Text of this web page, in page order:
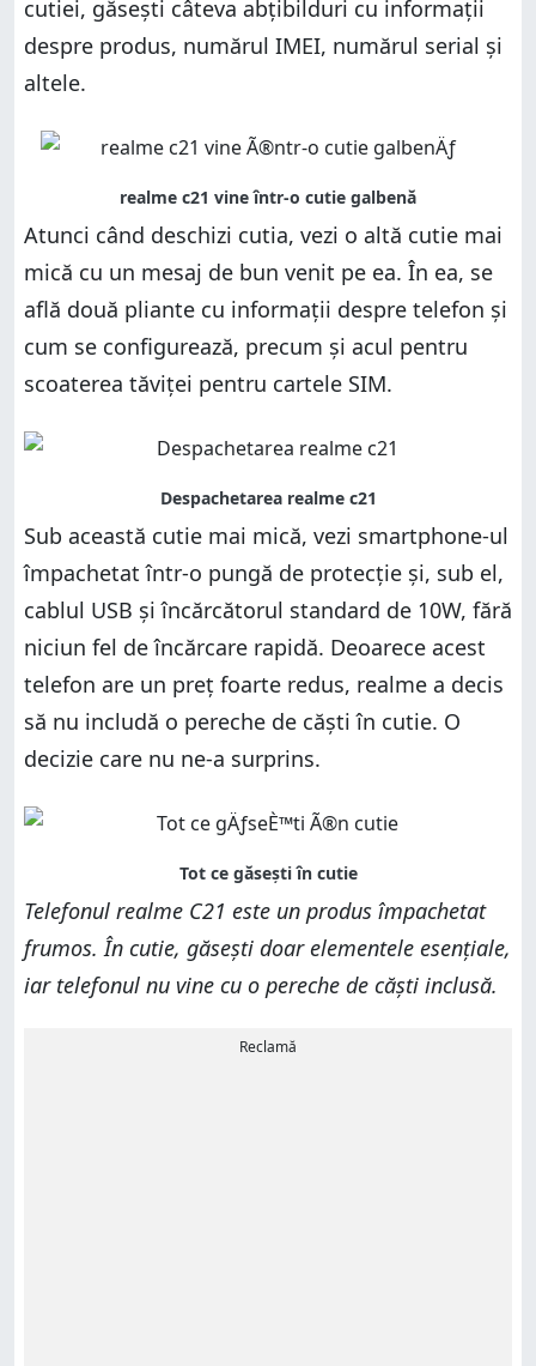
cutiei, găsești câteva abțibilduri cu informații
despre produs, numărul IMEI, numărul serial și
altele.
Atunci când deschizi cutia, vezi o altă cutie mai
mică cu un mesaj de bun venit pe ea. În ea, se
află două pliante cu informații despre telefon și
cum se configurează, precum și acul pentru
scoaterea tăviței pentru cartele SIM.
Sub această cutie mai mică, vezi smartphone-ul
împachetat într-o pungă de protecție și, sub el,
cablul USB și încărcătorul standard de 10W, fără
niciun fel de încărcare rapidă. Deoarece acest
telefon are un preț foarte redus, realme a decis
să nu includă o pereche de căști în cutie. O
decizie care nu ne-a surprins.
Telefonul realme C21 este un produs împachetat
frumos. În cutie, găsești doar elementele esențiale,
iar telefonul nu vine cu o pereche de căști inclusă.
Reclamă